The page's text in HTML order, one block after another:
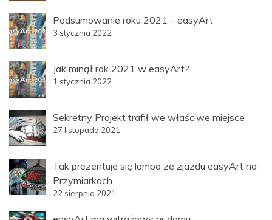
Podsumowanie roku 2021 – easyArt
3 stycznia 2022
Jak minął rok 2021 w easyArt?
1 stycznia 2022
Sekretny Projekt trafił we właściwe miejsce
27 listopada 2021
Tak prezentuje się lampa ze zjazdu easyArt na
Przymiarkach
22 sierpnia 2021